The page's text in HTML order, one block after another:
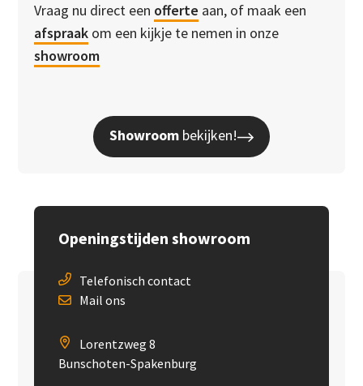
Vraag nu direct een offerte aan, of maak een
afspraak om een kijkje te nemen in onze
showroom
Showroom bekijken!
Openingstijden showroom
Telefonisch contact
Mail ons
Lorentzweg 8
Bunschoten-Spakenburg